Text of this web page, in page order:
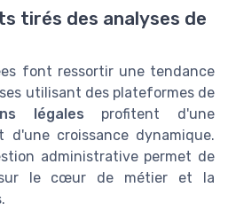
tirés des analyses de
font ressortir une tendance
utilisant des plateformes de
légales profitent d'une
d'une croissance dynamique.
administrative permet de
le cœur de métier et la